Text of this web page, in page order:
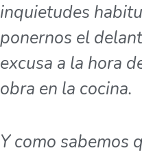
inquietudes
ponernos el
excusa a la hora
obra en la cocina.
Y como sabemos